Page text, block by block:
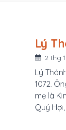
2 thg
Lý
1072.
mẹ là
Quý